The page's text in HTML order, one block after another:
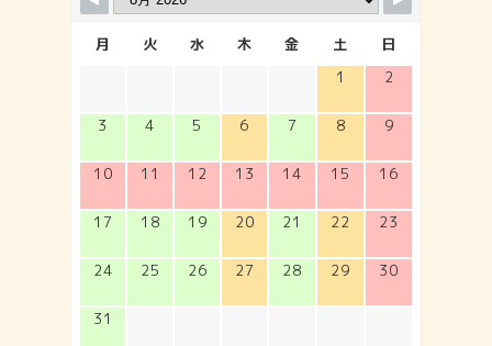
月 火 水 木 金 土
日
1
2
3 4 5 6 7 8 9
10 11 12 13 14 15 16
17 18 19 20 21 22 23
24 25 26 27 28 29 30
31